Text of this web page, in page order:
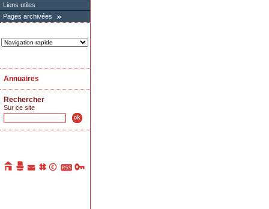
Liens utiles
Pages archivées
Annuaires
Rechercher
Sur ce site